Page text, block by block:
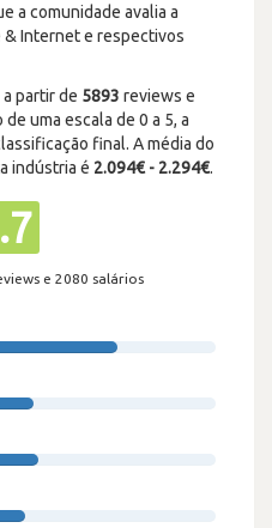
a comunidade avalia a
Internet e respectivos
partir de 5893 reviews e
uma escala de 0 a 5, a
final. A média do
indústria é 2.094€ - 2.294€.
e 2080 salários